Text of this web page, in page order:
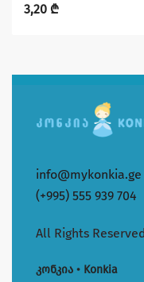
3,20 ₾
info@mykonkia.ge
(+995) 555 939 704
All Rights
კონკია • Konkia